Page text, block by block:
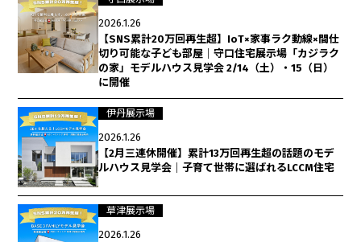
2026.1.26
【SNS累計20万回再生超】IoT×家事ラク動線×間仕
切り可能な子ども部屋｜守口住宅展示場「カジラク
の家」モデルハウス見学会 2/14（土）・15（日）
に開催
伊丹展示場
2026.1.26
【2月三連休開催】累計13万回再生超の話題のモデ
ルハウス見学会｜子育て世帯に選ばれるLCCM住宅
草津展示場
2026.1.26